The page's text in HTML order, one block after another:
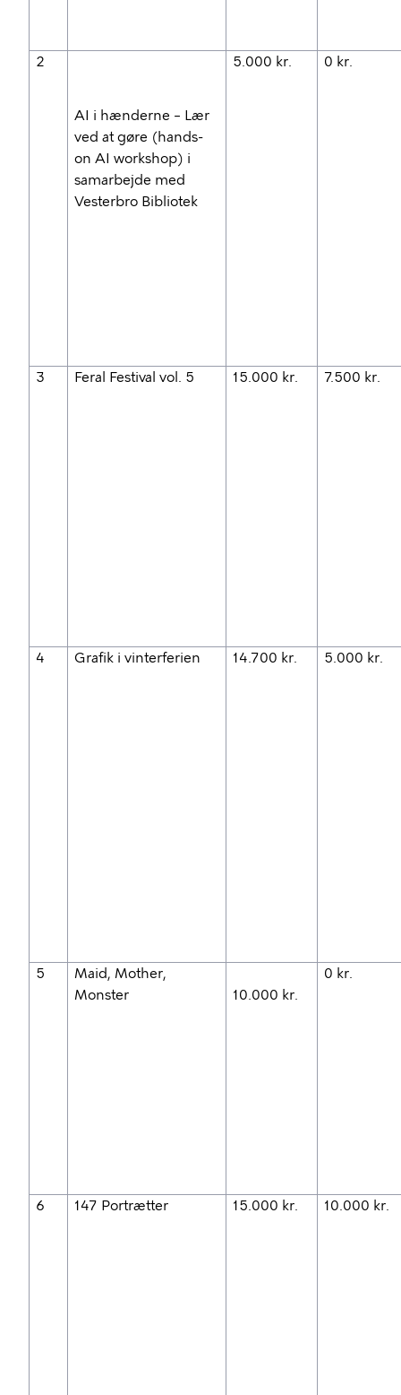
2
AI i hænderne – Lær
ved at gøre (hands-
on AI workshop) i
samarbejde med
Vesterbro Bibliotek
5.000 kr. 0 kr.
3 Feral Festival vol. 5 15.000 kr. 7.500 kr.
4 Grafik i vinterferien 14.700 kr. 5.000 kr.
5
Maid, Mother,
Monster
10.000 kr.
0 kr.
6 147 Portrætter 15.000 kr. 10.000 kr.